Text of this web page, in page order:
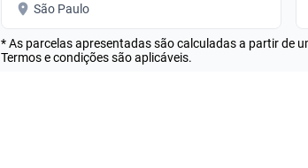
São Paulo
* As parcelas apresentadas são calculadas a partir de
Termos e condições são aplicáveis.